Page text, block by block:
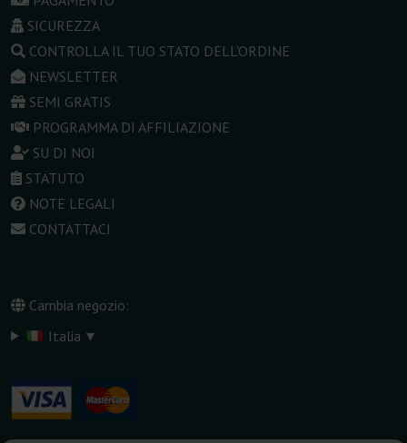
SICUREZZA
CONTROLLA IL TUO STATO DELL'ORDINE
NEWSLETTER
SEMI GRATIS
PROGRAMMA DI AFFILIAZIONE
SU DI NOI
STATUTO
NOTE LEGALI
CONTATTACI
Cambia negozio:
Italia ▾